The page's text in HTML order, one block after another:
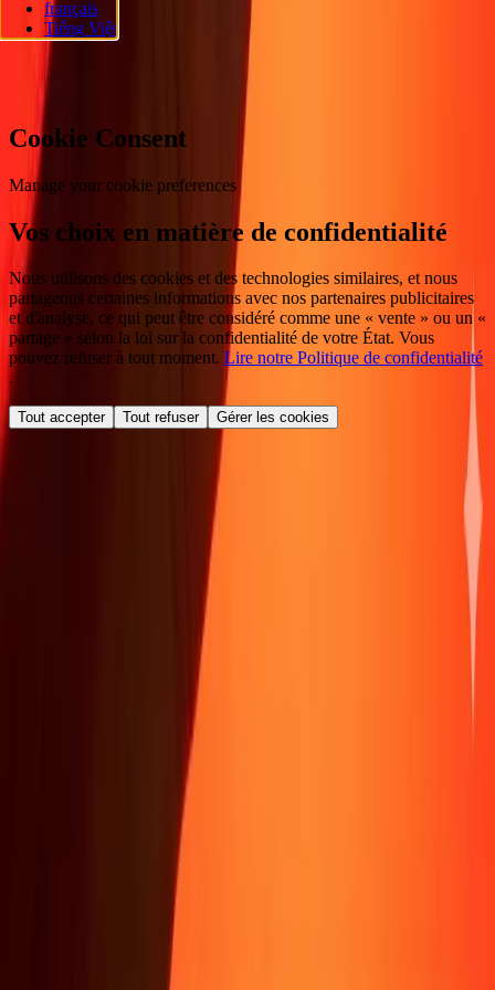
réservés.
Préférences en matière de cookies
français
Tiếng Việt
Cookie Consent
Manage your cookie preferences
Vos choix en matière de confidentialité
Nous utilisons des cookies et des technologies similaires, et nous
partageons certaines informations avec nos partenaires publicitaires
et d'analyse, ce qui peut être considéré comme une « vente » ou un «
partage » selon la loi sur la confidentialité de votre État. Vous
pouvez refuser à tout moment. Lire notre Politique de confidentialité
.
Tout accepter Tout refuser Gérer les cookies